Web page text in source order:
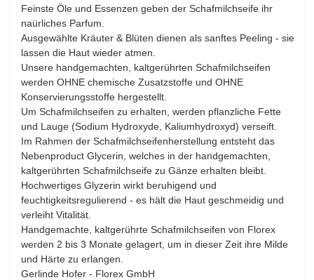
Feinste Öle und Essenzen geben der Schafmilchseife ihr
naürliches Parfum.
Ausgewählte Kräuter & Blüten dienen als sanftes Peeling - sie
lassen die Haut wieder atmen.
Unsere handgemachten, kaltgerührten Schafmilchseifen
werden OHNE chemische Zusatzstoffe und OHNE
Konservierungsstoffe hergestellt.
Um Schafmilchseifen zu erhalten, werden pflanzliche Fette
und Lauge (Sodium Hydroxyde, Kaliumhydroxyd) verseift.
Im Rahmen der Schafmilchseifenherstellung entsteht das
Nebenproduct Glycerin, welches in der handgemachten,
kaltgerührten Schafmilchseife zu Gänze erhalten bleibt.
Hochwertiges Glyzerin wirkt beruhigend und
feuchtigkeitsregulierend - es hält die Haut geschmeidig und
verleiht Vitalität.
Handgemachte, kaltgerührte Schafmilchseifen von Florex
werden 2 bis 3 Monate gelagert, um in dieser Zeit ihre Milde
und Härte zu erlangen.
Gerlinde Hofer - Florex GmbH